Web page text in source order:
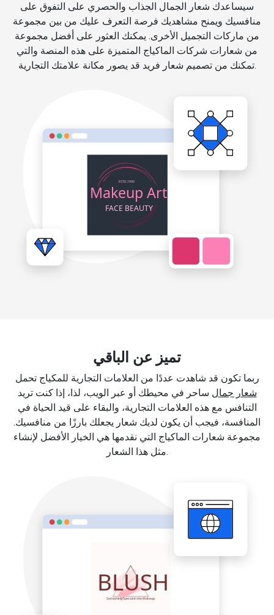
سيساعدك شعار الجمال الجذاب والحصري على التفوق على
منافسيك ويمنح مشاهديك فرصة التعرف عليك من بين مجموعة
من ماركات التجميل الأخرى. يمكنك العثور على أفضل مجموعة
من شعارات شركات الماكياج المتميزة على هذه المنصة والتي
تمكنك من تصميم شعار فريد قد يصور مكانة علامتك التجارية.
تميز عن الباقي
ربما تكون قد شاهدت عددًا من العلامات التجارية للمكياج تحمل
شعار جمال ساحر في محيطك أو عبر الويب، لذا، إذا كنت تريد
التنافس مع هذه العلامات التجارية، والبقاء على قيد الحياة في
المنافسة، فيجب أن يكون لديك شعار يجعلك بارزًا من منافسيك.
مجموعة شعارات الماكياج التي نقدمها هي الخيار الأفضل لإنشاء
مثل هذا الشعار.